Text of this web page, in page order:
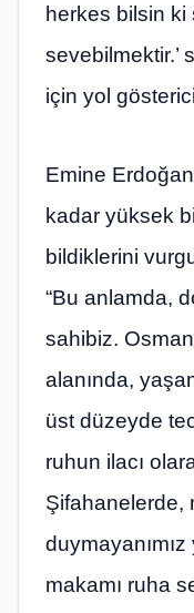
herkes bilsin
sevebilmektir.’
için yol
Emine
kadar yüksek
bildiklerini
“Bu anlamda,
sahibiz.
alanında,
üst düzeyde
ruhun ilacı
Şifahanelerde,
makamı ruha